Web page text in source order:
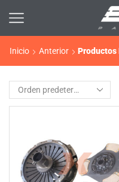
Inicio Anterior Productos